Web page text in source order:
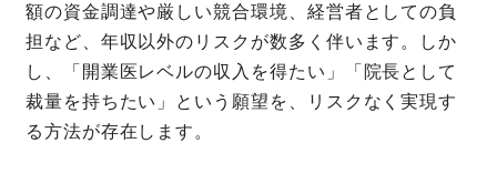
額の資金調達や厳しい競合環境、経営者としての負
担など、年収以外のリスクが数多く伴います。しか
し、「開業医レベルの収入を得たい」「院長として
裁量を持ちたい」という願望を、リスクなく実現す
る方法が存在します。